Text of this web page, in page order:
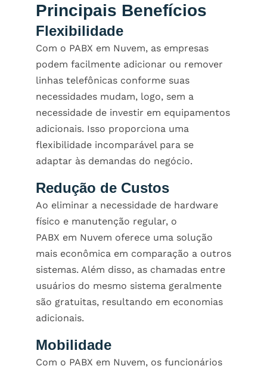
Principais Benefícios
Flexibilidade
Com o PABX em Nuvem, as empresas
podem facilmente adicionar ou remover
linhas telefônicas conforme suas
necessidades mudam, logo, sem a
necessidade de investir em equipamentos
adicionais. Isso proporciona uma
flexibilidade incomparável para se
adaptar às demandas do negócio.
Redução de Custos
Ao eliminar a necessidade de hardware
físico e manutenção regular, o
PABX em Nuvem oferece uma solução
mais econômica em comparação a outros
sistemas. Além disso, as chamadas entre
usuários do mesmo sistema geralmente
são gratuitas, resultando em economias
adicionais.
Mobilidade
Com o PABX em Nuvem, os funcionários